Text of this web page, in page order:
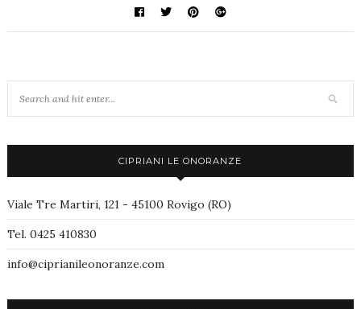
CIPRIANI LE ONORANZE
Viale Tre Martiri, 121 - 45100 Rovigo (RO)
Tel. 0425 410830
info@ciprianileonoranze.com